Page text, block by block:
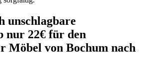
unschlagbare
nur 22€ für den
Möbel von Bochum nach